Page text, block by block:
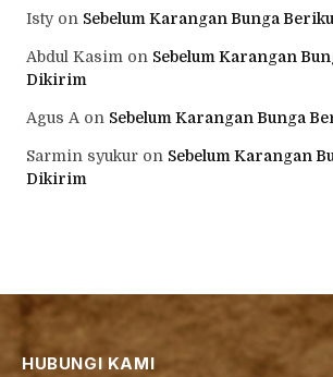
Istyon Sebelum Karangan Bunga
Abdul Kasim on Sebelum Karangan
Dikirim
Agus A on Sebelum Karangan Bunga
Sarmin syukur on Sebelum Karangan
Dikirim
HUBUNGI KAMI